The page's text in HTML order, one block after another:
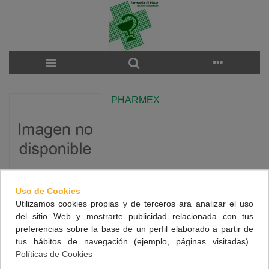
PHARMEX
There are no products on the category.
NUESTRA FARMACIA
Uso de Cookies
Utilizamos cookies propias y de terceros ara analizar el uso
del sitio Web y mostrarte publicidad relacionada con tus
preferencias sobre la base de un perfil elaborado a partir de
tus hábitos de navegación (ejemplo, páginas visitadas).
Políticas de Cookies